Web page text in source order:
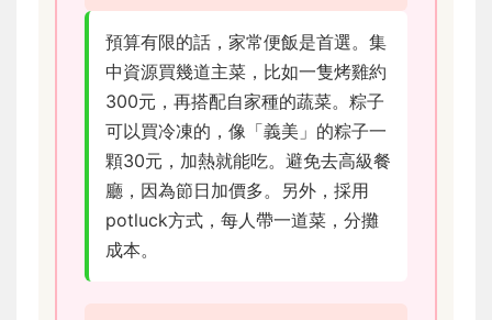
預算有限的話，家常便飯是首選。集
中資源買幾道主菜，比如一隻烤雞約
300元，再搭配自家種的蔬菜。粽子
可以買冷凍的，像「義美」的粽子一
顆30元，加熱就能吃。避免去高級餐
廳，因為節日加價多。另外，採用
potluck方式，每人帶一道菜，分攤
成本。